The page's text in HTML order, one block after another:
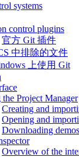
systems
control plugins
官方 Git 插件
中排除的文件
上使用 Git
the Project Manager
Creating and
Opening and
Downloading
Overview of the